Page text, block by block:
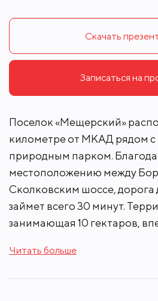
Скачать
Записаться на
Поселок «Мещерский»
километре от МКАД рядом с
природным парком.
местоположению между
Сколковским шоссе, дорога
займет всего 30 минут.
занимающая 10 гектаров,
подключены к
Читать больше